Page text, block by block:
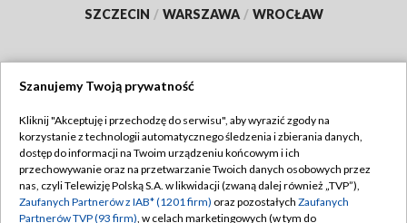
SZCZECIN / WARSZAWA / WROCŁAW
TVP
Abonament TVP
Emisja w TVP
Regulamin TVP
Polityka prywatności
Szanujemy Twoją prywatność
Kliknij "Akceptuję i przechodzę do serwisu", aby wyrazić zgody na
korzystanie z technologii automatycznego śledzenia i zbierania danych,
dostęp do informacji na Twoim urządzeniu końcowym i ich
przechowywanie oraz na przetwarzanie Twoich danych osobowych przez
nas, czyli Telewizję Polską S.A. w likwidacji (zwaną dalej również „TVP”),
Zaufanych Partnerów z IAB* (1201 firm) oraz pozostałych Zaufanych
Partnerów TVP (93 firm), w celach marketingowych (w tym do